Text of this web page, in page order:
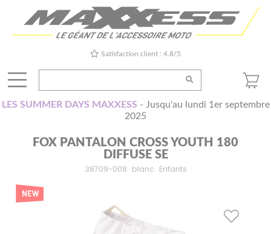
Satisfaction client : 4.8/5
LES SUMMER DAYS MAXXESS - Jusqu'au lundi 1er septembre
2025
FOX PANTALON CROSS YOUTH 180
DIFFUSE SE
38709-008 blanc Enfants
NEW